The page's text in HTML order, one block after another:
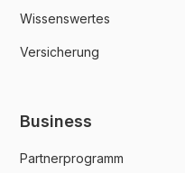
Wissenswertes
Versicherung
Business
Partnerprogramm